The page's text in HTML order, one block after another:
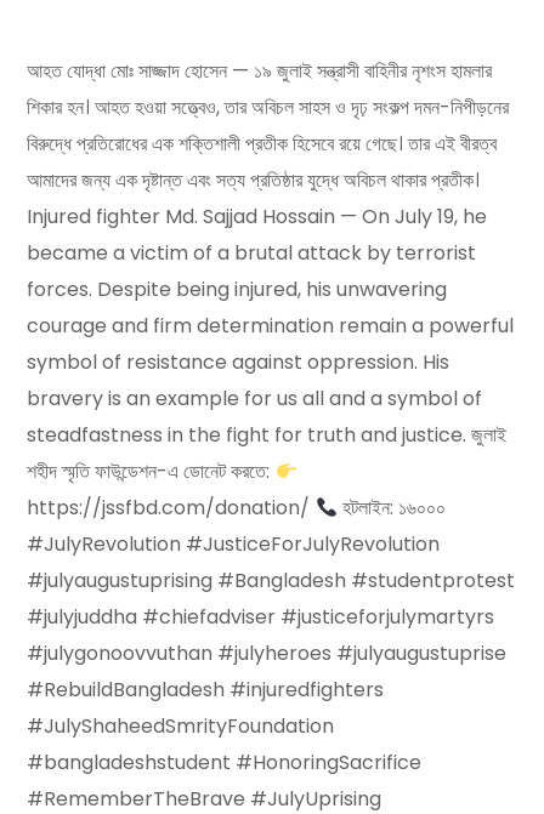
আহত যোদ্ধা মোঃ সাজ্জাদ হোসেন — ১৯ জুলাই সন্ত্রাসী বাহিনীর নৃশংস হামলার
শিকার হন। আহত হওয়া সত্ত্বেও, তার অবিচল সাহস ও দৃঢ় সংকল্প দমন-নিপীড়নের
বিরুদ্ধে প্রতিরোধের এক শক্তিশালী প্রতীক হিসেবে রয়ে গেছে। তার এই বীরত্ব
আমাদের জন্য এক দৃষ্টান্ত এবং সত্য প্রতিষ্ঠার যুদ্ধে অবিচল থাকার প্রতীক।
Injured fighter Md. Sajjad Hossain — On July 19, he
became a victim of a brutal attack by terrorist
forces. Despite being injured, his unwavering
courage and firm determination remain a powerful
symbol of resistance against oppression. His
bravery is an example for us all and a symbol of
steadfastness in the fight for truth and justice. জুলাই
শহীদ স্মৃতি ফাউন্ডেশন-এ ডোনেট করতে:
https://jssfbd.com/donation/
হটলাইন: ১৬০০০
#JulyRevolution #JusticeForJulyRevolution
#julyaugustuprising #Bangladesh #studentprotest
#julyjuddha #chiefadviser #justiceforjulymartyrs
#julygonoovvuthan #julyheroes #julyaugustuprise
#RebuildBangladesh #injuredfighters
#JulyShaheedSmrityFoundation
#bangladeshstudent #HonoringSacrifice
#RememberTheBrave #JulyUprising